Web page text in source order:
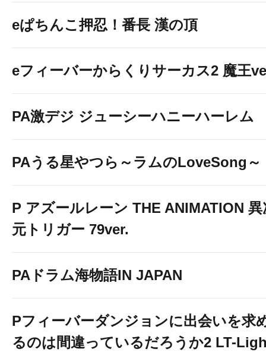
eぱちんこ押忍！番長 漢の頂
eフィーバーからくりサーカス2 魔王
PA激デジ ジューシーハニーハーレム
PAうる星やつら～ラムのLoveSong～
P アズールレーン THE ANIMATION 異
元トリガー 79ver.
PAドラム海物語IN JAPAN
Pフィーバーダンジョンに出会いを求
るのは間違っているだろうか2 LT-